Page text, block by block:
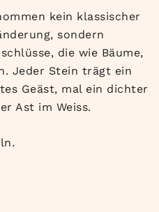
kein klassischer
sondern
die wie Bäume,
Jeder Stein trägt ein
Geäst, mal ein dichter
Ast im Weiss.